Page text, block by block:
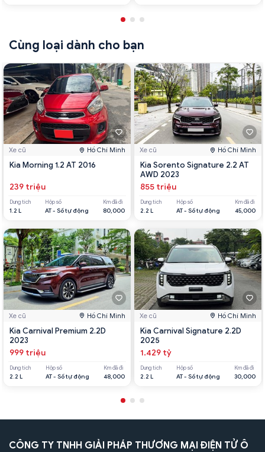
Cùng loại dành cho bạn
Xe cũ Hồ Chí Minh
Kia Morning 1.2 AT 2016
239 triệu
Dung tích
1.2 L
Hộp số
AT - Số tự động
Km đã đi
80,000
Xe cũ Hồ Chí Minh
Kia Carnival Premium 2.2D
2023
999 triệu
Dung tích
2.2 L
Hộp số
AT - Số tự động
Km đã đi
48,000
Xe cũ Hồ Chí Minh
Kia Sorento Signature 2.2 AT
AWD 2023
855 triệu
Dung tích
2.2 L
Hộp số
AT - Số tự động
Km đã đi
45,000
Xe cũ Hồ Chí Minh
Kia Carnival Signature 2.2D
2025
1.429 tỷ
Dung tích
2.2 L
Hộp số
AT - Số tự động
Km đã đi
30,000
CÔNG TY TNHH GIẢI PHÁP THƯƠNG MẠI ĐIỆN TỬ Ô